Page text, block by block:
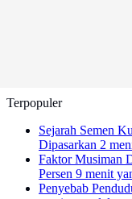
Terpopuler
Sejarah Semen
Dipasarkan 2
Faktor Musiman
Persen 9 menit
Penyebab